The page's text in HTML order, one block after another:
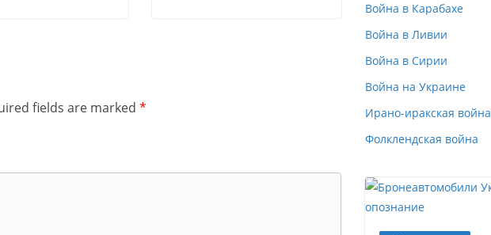
fields are marked *
Война в Карабахе
Война в Ливии
Война в Сирии
Война на Украине
Ирано-иракская война
Фолклендская война